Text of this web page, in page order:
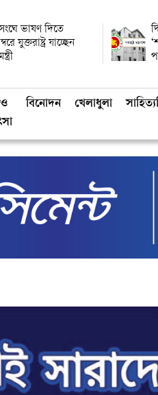
ভাষণ দিতে
যুক্তরাষ্ট্র যাচ্ছেন
ও
বিনোদন খেলাধুলা